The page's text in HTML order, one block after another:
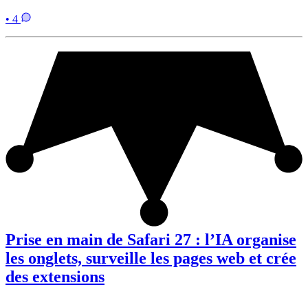
• 4
Prise en main de Safari 27 : l’IA organise
les onglets, surveille les pages web et crée
des extensions